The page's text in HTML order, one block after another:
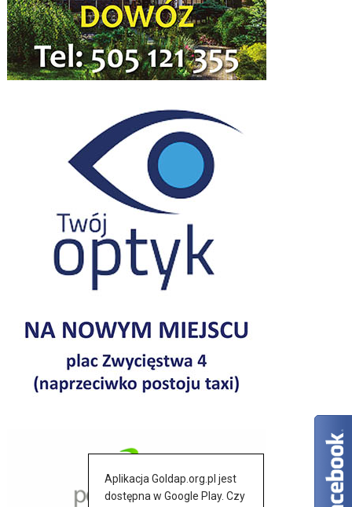
Aplikacja Goldap.org.pl jest
dostępna w Google Play. Czy